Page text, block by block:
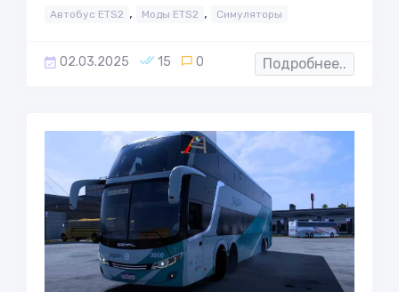
Автобус ETS2 , Моды ETS2 , Симуляторы
02.03.2025 15 0 Подробнее..